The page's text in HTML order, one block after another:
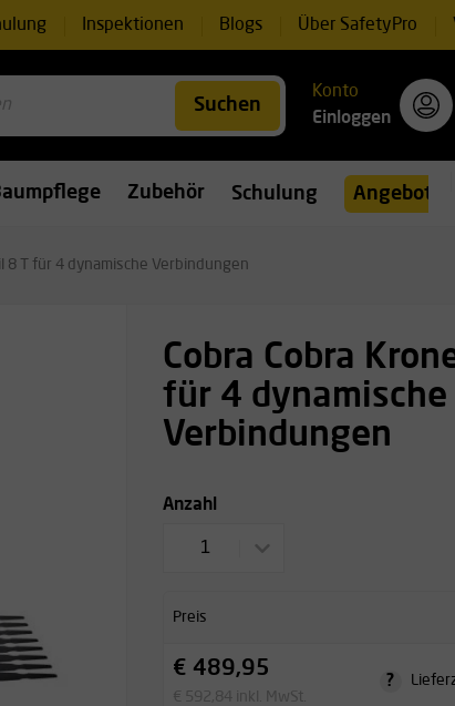
Inspektionen Blogs Über SafetyPro
Suchen
Konto
Einloggen
Zubehör Schulungen Angebote
8 T für 4 dynamische Verbindungen
Cobra Cobra
für 4 dynamische
Verbindungen
Anzahl
1
Preis
€ 489,95
€ 592,84 inkl. MwSt.
?